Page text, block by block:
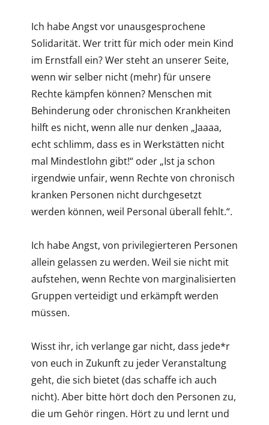
Ich habe Angst vor unausgesprochene
Solidarität. Wer tritt für mich oder mein Kind
im Ernstfall ein? Wer steht an unserer Seite,
wenn wir selber nicht (mehr) für unsere
Rechte kämpfen können? Menschen mit
Behinderung oder chronischen Krankheiten
hilft es nicht, wenn alle nur denken „Jaaaa,
echt schlimm, dass es in Werkstätten nicht
mal Mindestlohn gibt!“ oder „Ist ja schon
irgendwie unfair, wenn Rechte von chronisch
kranken Personen nicht durchgesetzt
werden können, weil Personal überall fehlt.“.
Ich habe Angst, von privilegierteren Personen
allein gelassen zu werden. Weil sie nicht mit
aufstehen, wenn Rechte von marginalisierten
Gruppen verteidigt und erkämpft werden
müssen.
Wisst ihr, ich verlange gar nicht, dass jede*r
von euch in Zukunft zu jeder Veranstaltung
geht, die sich bietet (das schaffe ich auch
nicht). Aber bitte hört doch den Personen zu,
die um Gehör ringen. Hört zu und lernt und